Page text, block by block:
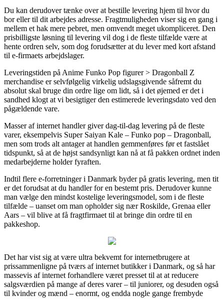
Du kan derudover tænke over at bestille levering hjem til hvor du
bor eller til dit arbejdes adresse. Fragtmuligheden viser sig en gang i
mellem et hak mere pebret, men omvendt meget ukompliceret. Den
prisbilligste løsning til levering vil dog i de fleste tilfælde være at
hente ordren selv, som dog forudsætter at du lever med kort afstand
til e-firmaets arbejdslager.
Leveringstiden på Anime Funko Pop figurer > Dragonball Z
merchandise er selvfølgelig virkelig udslagsgivende såfremt du
absolut skal bruge din ordre lige om lidt, så i det øjemed er det i
sandhed klogt at vi besigtiger den estimerede leveringsdato ved den
pågældende vare.
Masser af internet handler giver dag-til-dag levering på de fleste
varer, eksempelvis Super Saiyan Kale – Funko pop – Dragonball,
men som trods alt antager at handlen gemmenføres før et fastslået
tidspunkt, så at de højst sandsynligt kan nå at få pakken ordnet inden
medarbejderne holder fyraften.
Indtil flere e-forretninger i Danmark byder på gratis levering, men tit
er det forudsat at du handler for en bestemt pris. Derudover kunne
man vælge den mindst kostelige leveringsmodel, som i de fleste
tilfælde – uanset om man opholder sig nær Roskilde, Grenaa eller
Aars – vil blive at få fragtfirmaet til at bringe din ordre til en
pakkeshop.
Det har vist sig at være ultra bekvemt for internetbrugere at
prissammenligne på tværs af internet butikker i Danmark, og så har
massevis af internet forhandlere været presset til at at reducere
salgsværdien på mange af deres varer – til juniorer, og desuden også
til kvinder og mænd – enormt, og endda nogle gange frembyde